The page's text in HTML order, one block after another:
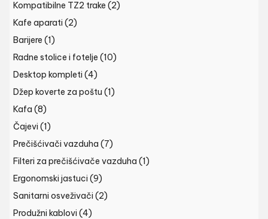
Kompatibilne TZ2 trake (2)
Kafe aparati (2)
Barijere (1)
Radne stolice i fotelje (10)
Desktop kompleti (4)
Džep koverte za poštu (1)
Kafa (8)
Čajevi (1)
Prečišćivači vazduha (7)
Filteri za prečišćivače vazduha (1)
Ergonomski jastuci (9)
Sanitarni osveživači (2)
Produžni kablovi (4)